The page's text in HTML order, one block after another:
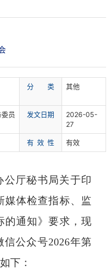
分 类 其他
员
发文日期
2026-05-
27
有 效 性 有效
公厅秘书局关于印
媒体检查指标、监
的通知》要求，现
信公众号2026年第
如下：